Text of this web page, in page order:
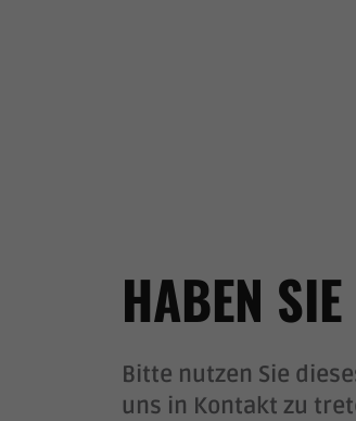
HABEN
Bitte nutzen Sie
uns in Kontakt zu